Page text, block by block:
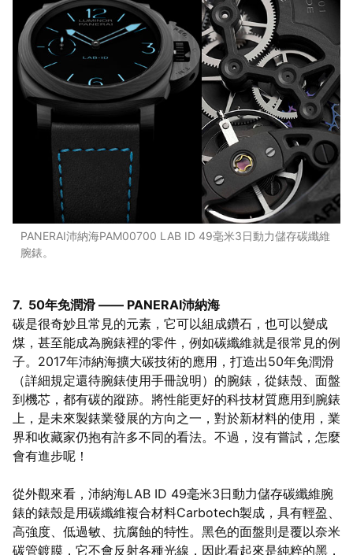
PANERAI沛納海PAM00700 LAB ID 49毫米3日動力儲存碳纖維
腕錶。
7. 50年免潤滑 —— PANERAI沛納海
碳是很奇妙且常見的元素，它可以組成鑽石，也可以變成
煤，甚至能成為腕錶裡的零件，例如碳纖維就是很常見的例
子。2017年沛納海擴大碳技術的應用，打造出50年免潤滑
（詳細規定還待腕錶使用手冊說明）的腕錶，從錶殼、面盤
到機芯，都有碳的蹤跡。將性能更好的科技材質應用到腕錶
上，是未來製錶業發展的方向之一，對於新材料的使用，業
界和收藏家仍抱有許多不同的看法。不過，沒有嘗試，怎麼
會有進步呢！
從外觀來看，沛納海LAB ID 49毫米3日動力儲存碳纖維腕
錶的錶殼是用碳纖維複合材料Carbotech製成，具有輕盈、
高強度、低過敏、抗腐蝕的特性。黑色的面盤則是覆以奈米
碳管鍍膜，它不會反射各種光線，因此看起來是純粹的黑，